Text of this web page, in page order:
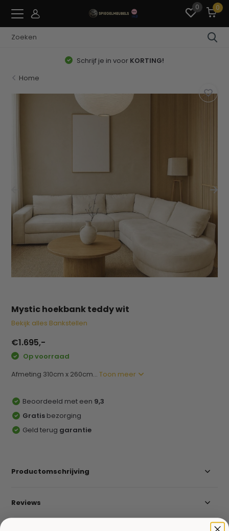
0 0
Schrijf je in voor KORTING!
Home
Mystic hoekbank teddy wit
Bekijk alles Bankstellen
€1.695,-
Op voorraad
Afmeting 310cm x 260cm...Toon meer
Beoordeeld met een 9,3
Gratis bezorging
Geld terug garantie
Productomschrijving
Reviews